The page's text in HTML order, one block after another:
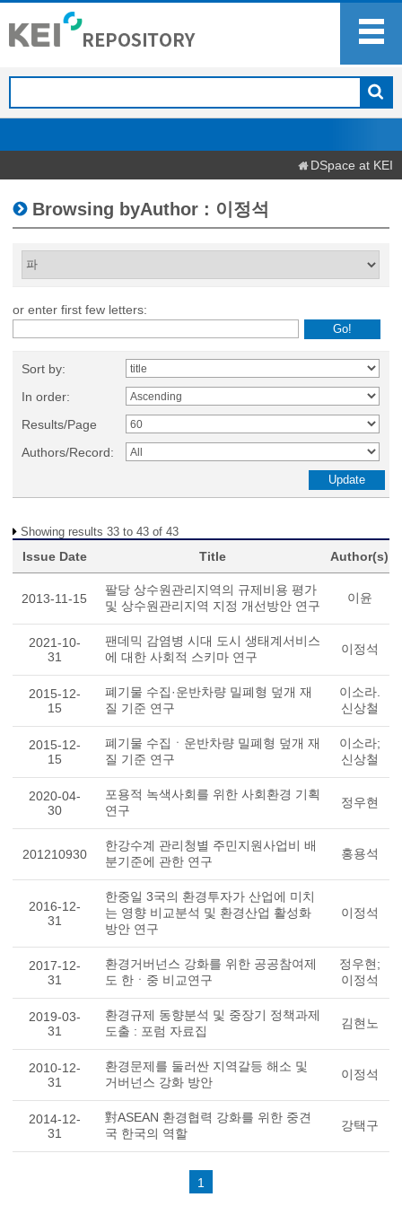
DSpace at KEI
Browsing byAuthor : 이정석
or enter first few letters:
Sort by:
In order:
Results/Page
Authors/Record:
Showing results 33 to 43 of 43
Issue Date Title Author(s)
2013-11-15
팔당 상수원관리지역의 규제비용 평가
및 상수원관리지역 지정 개선방안 연구
이윤
2021-10-
31
팬데믹 감염병 시대 도시 생태계서비스
에 대한 사회적 스키마 연구
이정석
2015-12-
15
폐기물 수집·운반차량 밀폐형 덮개 재
질 기준 연구
이소라.
신상철
2015-12-
15
폐기물 수집ㆍ운반차량 밀폐형 덮개 재
질 기준 연구
이소라;
신상철
2020-04-
30
포용적 녹색사회를 위한 사회환경 기획
연구
정우현
201210930
한강수계 관리청별 주민지원사업비 배
분기준에 관한 연구
홍용석
2016-12-
31
한중일 3국의 환경투자가 산업에 미치
는 영향 비교분석 및 환경산업 활성화
방안 연구
이정석
2017-12-
31
환경거버넌스 강화를 위한 공공참여제
도 한ㆍ중 비교연구
정우현;
이정석
2019-03-
31
환경규제 동향분석 및 중장기 정책과제
도출 : 포럼 자료집
김현노
2010-12-
31
환경문제를 둘러싼 지역갈등 해소 및
거버넌스 강화 방안
이정석
2014-12-
31
對ASEAN 환경협력 강화를 위한 중견
국 한국의 역할
강택구
1